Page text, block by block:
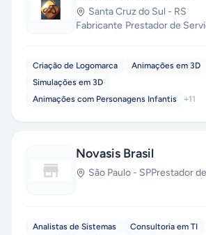
Santa Cruz do Sul - RS
Fabricante·Prestador de
Criação de Logomarca
Animações em 3D
Simulações em 3D
Animações com Personagens Infantis
+11
Novasis Brasil
São Paulo - SPPrestador
Analistas de Sistemas
Consultoria em TI